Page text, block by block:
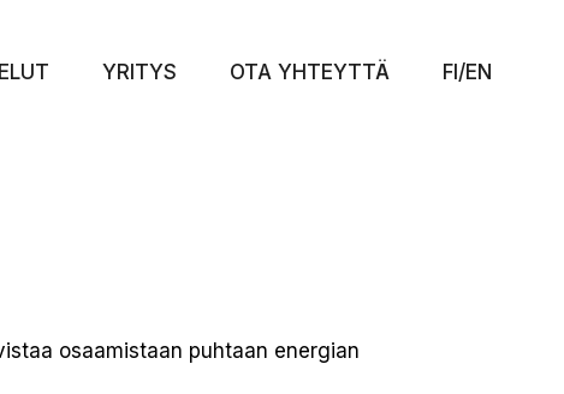
YRITYS OTA YHTEYTTÄ FI/EN
osaamistaan puhtaan energian